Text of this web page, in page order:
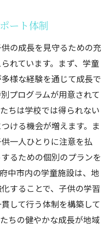
ート体制
の成長を見守るための充
れています。まず、学童
様な経験を通じて成長で
プログラムが用意されて
ちは学校では得られない
ける機会が増えます。ま
一人ひとりに注意を払
るための個別のプランを
中市内の学童施設は、地
することで、子供の学習
して行う体制を構築して
ちの健やかな成長が地域